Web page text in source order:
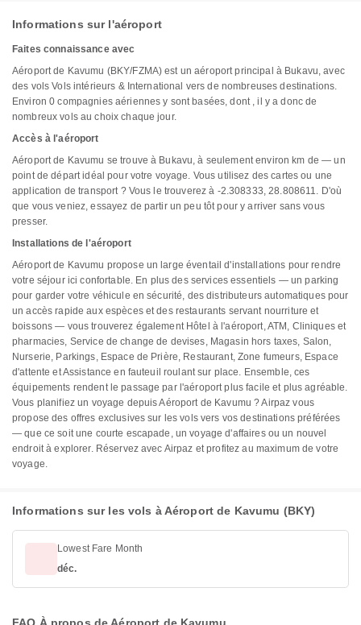
Informations sur l'aéroport
Faites connaissance avec
Aéroport de Kavumu (BKY/FZMA) est un aéroport principal à Bukavu, avec
des vols Vols intérieurs & International vers de nombreuses destinations.
Environ 0 compagnies aériennes y sont basées, dont , il y a donc de
nombreux vols au choix chaque jour.
Accès à l'aéroport
Aéroport de Kavumu se trouve à Bukavu, à seulement environ km de — un
point de départ idéal pour votre voyage. Vous utilisez des cartes ou une
application de transport ? Vous le trouverez à -2.308333, 28.808611. D'où
que vous veniez, essayez de partir un peu tôt pour y arriver sans vous
presser.
Installations de l'aéroport
Aéroport de Kavumu propose un large éventail d'installations pour rendre
votre séjour ici confortable. En plus des services essentiels — un parking
pour garder votre véhicule en sécurité, des distributeurs automatiques pour
un accès rapide aux espèces et des restaurants servant nourriture et
boissons — vous trouverez également Hôtel à l'aéroport, ATM, Cliniques et
pharmacies, Service de change de devises, Magasin hors taxes, Salon,
Nurserie, Parkings, Espace de Prière, Restaurant, Zone fumeurs, Espace
d'attente et Assistance en fauteuil roulant sur place. Ensemble, ces
équipements rendent le passage par l'aéroport plus facile et plus agréable.
Vous planifiez un voyage depuis Aéroport de Kavumu ? Airpaz vous
propose des offres exclusives sur les vols vers vos destinations préférées
— que ce soit une courte escapade, un voyage d'affaires ou un nouvel
endroit à explorer. Réservez avec Airpaz et profitez au maximum de votre
voyage.
Informations sur les vols à Aéroport de Kavumu (BKY)
Lowest Fare Month
déc.